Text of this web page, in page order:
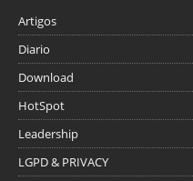
Artigos
Diario
Download
HotSpot
Leadership
LGPD & PRIVACY